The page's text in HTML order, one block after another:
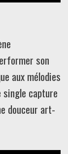
son
aux mélodies
capture
douceur art-